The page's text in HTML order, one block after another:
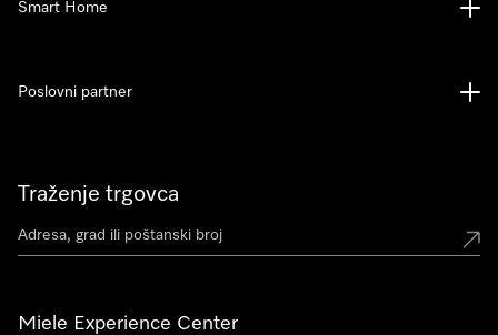
Traženje trgovca
Miele Experience Center
Smart Home
Poslovni partner